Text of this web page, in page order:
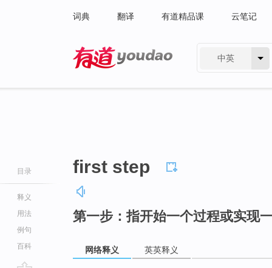
词典 翻译 有道精品课 云笔记
中英
目录
释义
用法
例句
百科
first step
第一步：指开始一个过程或实现
网络释义 英英释义